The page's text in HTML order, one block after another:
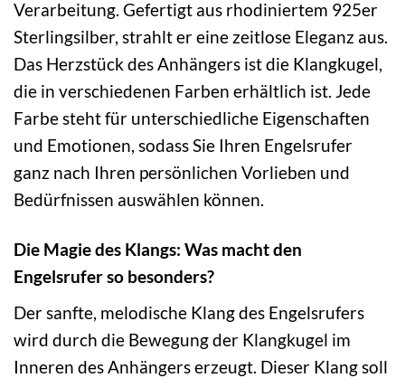
Verarbeitung. Gefertigt aus rhodiniertem 925er
Sterlingsilber, strahlt er eine zeitlose Eleganz aus.
Das Herzstück des Anhängers ist die Klangkugel,
die in verschiedenen Farben erhältlich ist. Jede
Farbe steht für unterschiedliche Eigenschaften
und Emotionen, sodass Sie Ihren Engelsrufer
ganz nach Ihren persönlichen Vorlieben und
Bedürfnissen auswählen können.
Die Magie des Klangs: Was macht den
Engelsrufer so besonders?
Der sanfte, melodische Klang des Engelsrufers
wird durch die Bewegung der Klangkugel im
Inneren des Anhängers erzeugt. Dieser Klang soll